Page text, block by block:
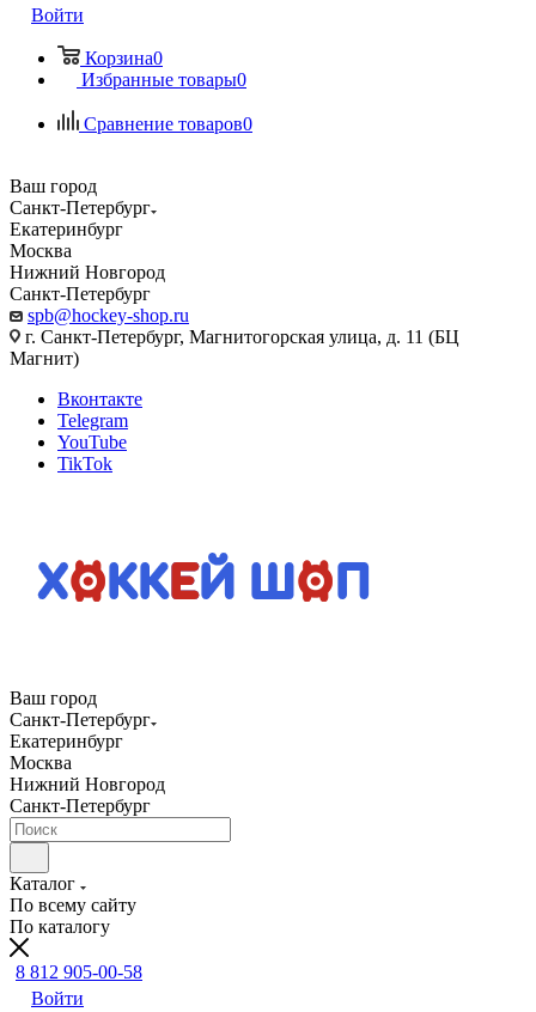
Войти
Корзина0
Избранные товары0
Сравнение товаров0
Ваш город
Санкт-Петербург
Екатеринбург
Москва
Нижний Новгород
Санкт-Петербург
spb@hockey-shop.ru
г. Санкт-Петербург, Магнитогорская улица, д. 11 (БЦ
Магнит)
Вконтакте
Telegram
YouTube
TikTok
Ваш город
Санкт-Петербург
Екатеринбург
Москва
Нижний Новгород
Санкт-Петербург
Каталог
По всему сайту
По каталогу
8 812 905-00-58
Войти